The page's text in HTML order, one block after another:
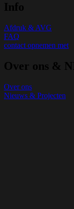
Info
Afdruk & AVG
FAQ
contact opnemen met
Over ons &
Over ons
Nieuws & Projecten